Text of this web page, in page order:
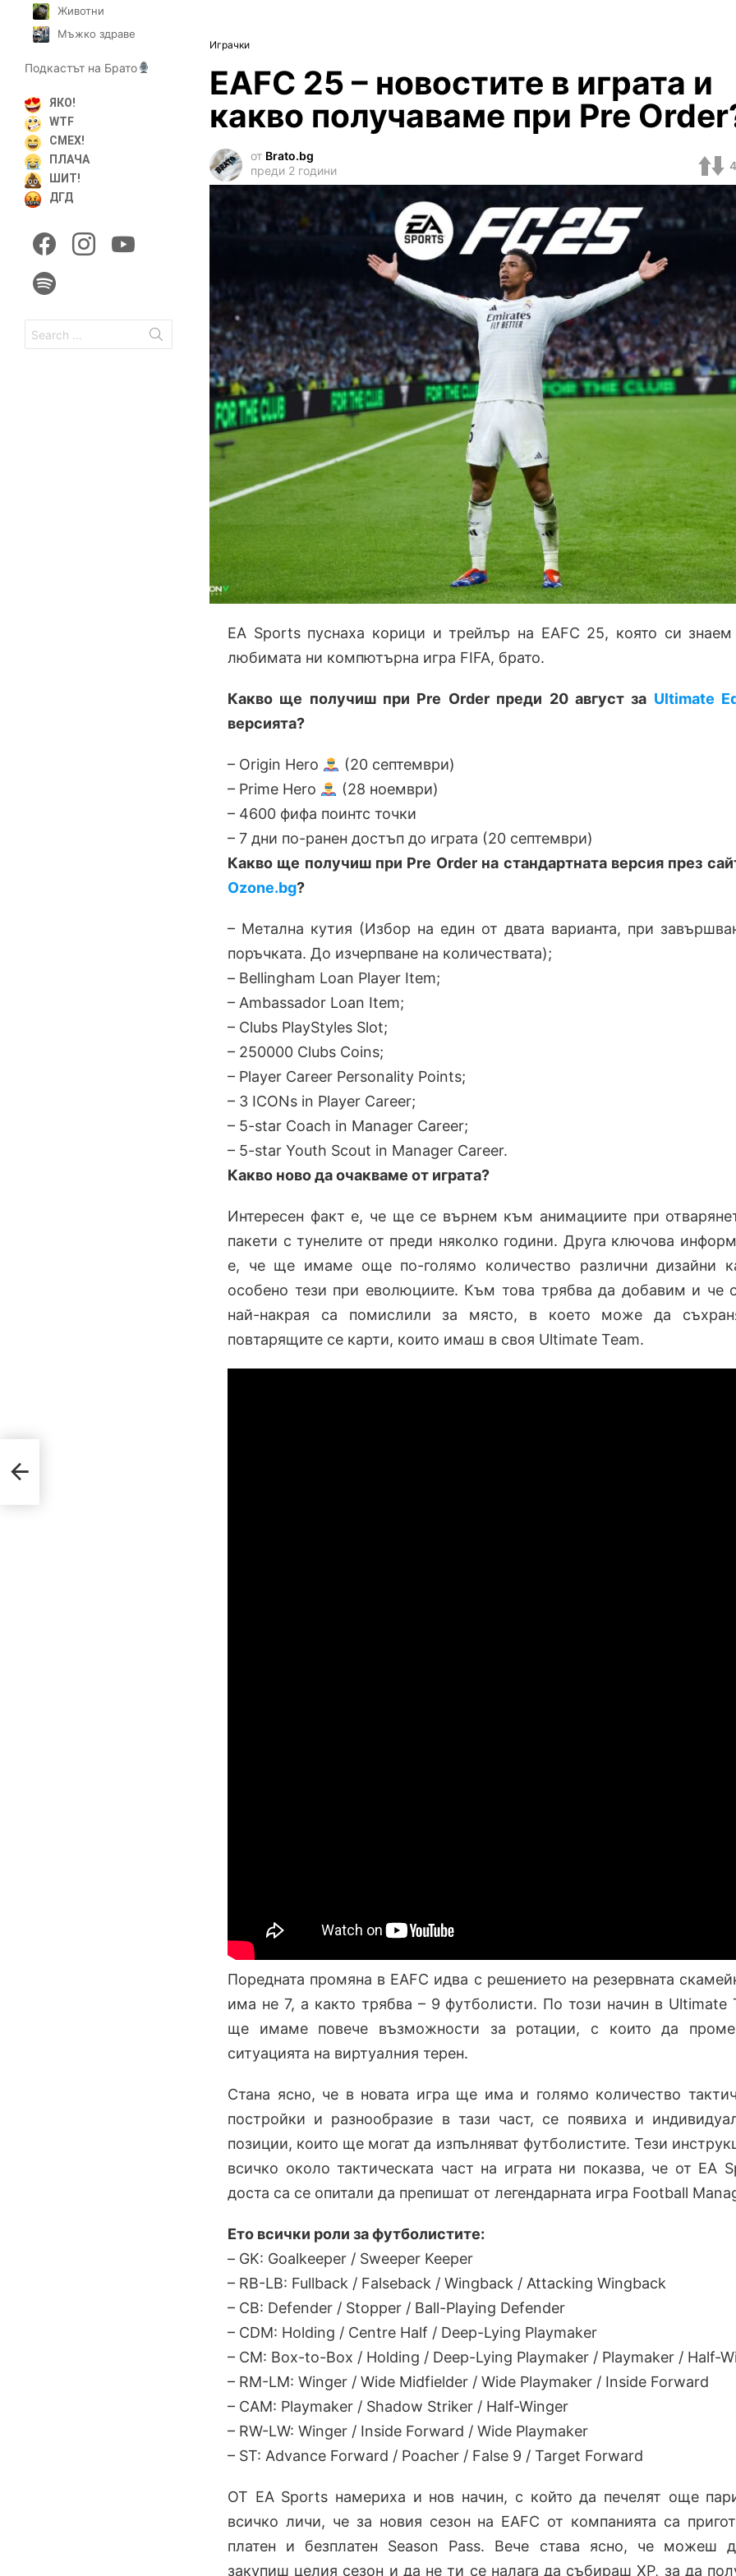
Играчки
EAFC 25 – новостите в играта и
какво получаваме при Pre
от Brato.bg
преди 2 години
4
EA Sports пуснаха корици и трейлър на EAFC 25, която си знаем
любимата ни компютърна игра FIFA, брато.
Какво ще получиш при Pre Order преди 20 август за Ultimate
версията?
– Origin Hero
(20 септември)
– Prime Hero
(28 ноември)
– 4600 фифа поинтс точки
– 7 дни по-ранен достъп до играта (20 септември)
Какво ще получиш при Pre Order на стандартната версия през
Ozone.bg?
– Метална кутия (Избор на един от двата варианта, при
поръчката. До изчерпване на количествата);
– Bellingham Loan Player Item;
– Ambassador Loan Item;
– Clubs PlayStyles Slot;
– 250000 Clubs Coins;
– Player Career Personality Points;
– 3 ICONs in Player Career;
– 5-star Coach in Manager Career;
– 5-star Youth Scout in Manager Career.
Какво ново да очакваме от играта?
Интересен факт е, че ще се върнем към анимациите при
пакети с тунелите от преди няколко години. Друга ключова
е, че ще имаме още по-голямо количество различни дизайни
особено тези при еволюциите. Към това трябва да добавим и че
най-накрая са помислили за място, в което може да
повтарящите се карти, които имаш в своя Ultimate Team.
Поредната промяна в EAFC идва с решението на резервната
има не 7, а както трябва – 9 футболисти. По този начин в Ultimate
ще имаме повече възможности за ротации, с които да
ситуацията на виртуалния терен.
Стана ясно, че в новата игра ще има и голямо количество
постройки и разнообразие в тази част, се появиха и
позиции, които ще могат да изпълняват футболистите. Тези
всичко около тактическата част на играта ни показва, че от EA
доста са се опитали да препишат от легендарната игра Football
Eто всички роли за футболистите:
– GK: Goalkeeper / Sweeper Keeper
– RB-LB: Fullback / Falseback / Wingback / Attacking Wingback
– CB: Defender / Stopper / Ball-Playing Defender
– CDM: Holding / Centre Half / Deep-Lying Playmaker
– CM: Box-to-Box / Holding / Deep-Lying Playmaker / Playmaker / Half-
– RM-LM: Winger / Wide Midfielder / Wide Playmaker / Inside Forward
– CAM: Playmaker / Shadow Striker / Half-Winger
– RW-LW: Winger / Inside Forward / Wide Playmaker
– ST: Advance Forward / Poacher / False 9 / Target Forward
ОТ EA Sports намериха и нов начин, с който да печелят още
всичко личи, че за новия сезон на EAFC от компанията са
платен и безплатен Season Pass. Вече става ясно, че можеш
закупиш целия сезон и да не ти се налага да събираш XP, за да
Животни
Мъжко здраве
Подкастът на Брато
ЯКО!
WTF
СМЕХ!
ПЛАЧА
ШИТ!
ДГД
for: